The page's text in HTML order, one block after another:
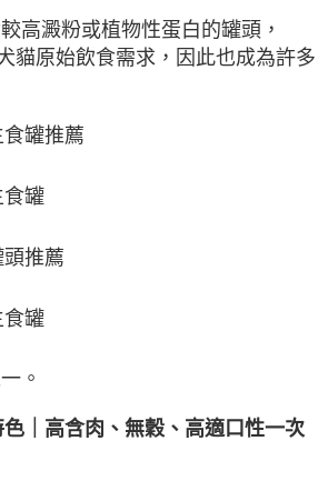
高澱粉或植物性蛋白的罐頭，
貓原始飲食需求，因此也成為許多
罐推薦
食罐
推薦
食罐
。
色｜高含肉、無穀、高適口性一次